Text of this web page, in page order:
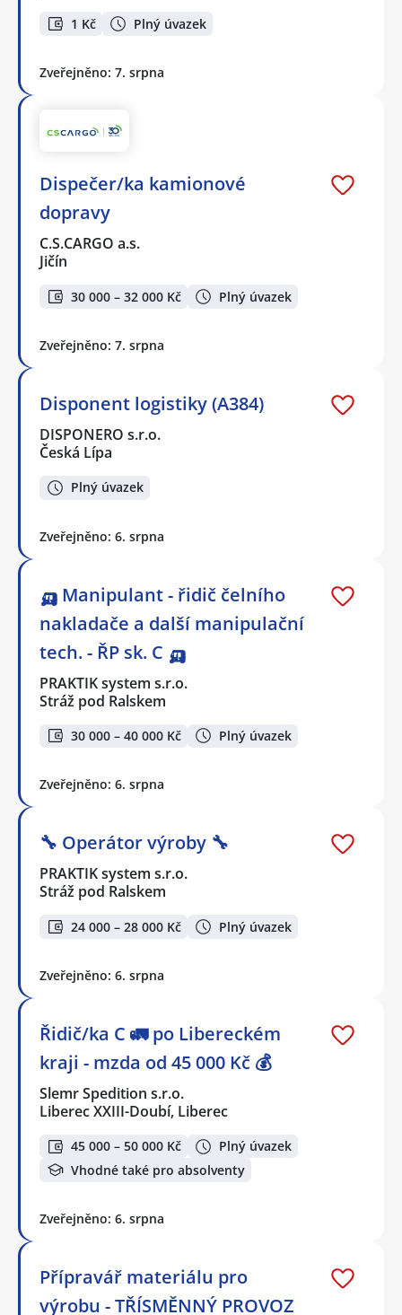
1 Kč Plný úvazek
Zveřejněno: 7. srpna
Dispečer/ka kamionové
dopravy
C.S.CARGO a.s.
Jičín
30 000 – 32 000 Kč Plný úvazek
Zveřejněno: 7. srpna
Disponent logistiky (A384)
DISPONERO s.r.o.
Česká Lípa
Plný úvazek
Zveřejněno: 6. srpna
🛺 Manipulant - řidič čelního
nakladače a další manipulační
tech. - ŘP sk. C 🛺
PRAKTIK system s.r.o.
Stráž pod Ralskem
30 000 – 40 000 Kč Plný úvazek
Zveřejněno: 6. srpna
🔧 Operátor výroby 🔧
PRAKTIK system s.r.o.
Stráž pod Ralskem
24 000 – 28 000 Kč Plný úvazek
Zveřejněno: 6. srpna
Řidič/ka C 🚛 po Libereckém
kraji - mzda od 45 000 Kč 💰
Slemr Spedition s.r.o.
Liberec XXIII-Doubí, Liberec
45 000 – 50 000 Kč
Plný úvazek
Vhodné také pro absolventy
Zveřejněno: 6. srpna
Přípravář materiálu pro
výrobu - TŘÍSMĚNNÝ PROVOZ